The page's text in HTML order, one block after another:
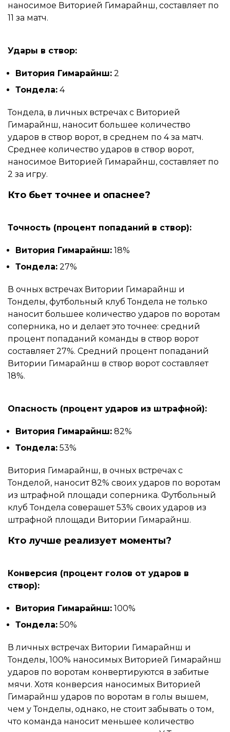
наносимое Виторией Гимарайнш, составляет по
11 за матч.
Удары в створ:
Витория Гимарайнш: 2
Тондела: 4
Тондела, в личных встречах с Виторией
Гимарайнш, наносит большее количество
ударов в створ ворот, в среднем по 4 за матч.
Среднее количество ударов в створ ворот,
наносимое Виторией Гимарайнш, составляет по
2 за игру.
Кто бьет точнее и опаснее?
Точность (процент попаданий в створ):
Витория Гимарайнш: 18%
Тондела: 27%
В очных встречах Витории Гимарайнш и
Тонделы, футбольный клуб Тондела не только
наносит большее количество ударов по воротам
соперника, но и делает это точнее: средний
процент попаданий команды в створ ворот
составляет 27%. Средний процент попаданий
Витории Гимарайнш в створ ворот составляет
18%.
Опасность (процент ударов из штрафной):
Витория Гимарайнш: 82%
Тондела: 53%
Витория Гимарайнш, в очных встречах с
Тонделой, наносит 82% своих ударов по воротам
из штрафной площади соперника. Футбольный
клуб Тондела соверашет 53% своих ударов из
штрафной площади Витории Гимарайнш.
Кто лучше реализует моменты?
Конверсия (процент голов от ударов в
створ):
Витория Гимарайнш: 100%
Тондела: 50%
В личных встречах Витории Гимарайнш и
Тонделы, 100% наносимых Виторией Гимарайнш
ударов по воротам конвертируются в забитые
мячи. Хотя конверсия наносимых Виторией
Гимарайнш ударов по воротам в голы вышем,
чем у Тонделы, однако, не стоит забывать о том,
что команда наносит меньшее количество